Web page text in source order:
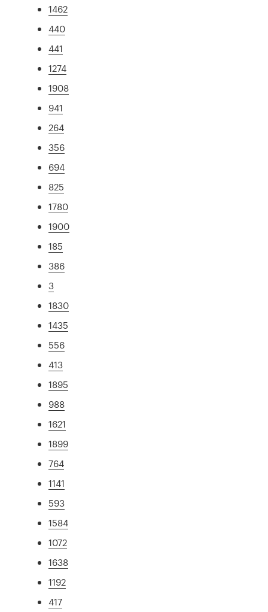
1462
440
441
1274
1908
941
264
356
694
825
1780
1900
185
386
3
1830
1435
556
413
1895
988
1621
1899
764
1141
593
1584
1072
1638
1192
417